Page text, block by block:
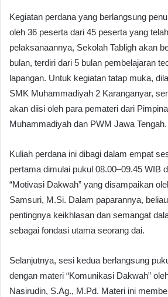
Kegiatan perdana yang berlangsung
oleh 36 peserta dari 45 peserta yang
pelaksanaannya, Sekolah Tabligh akan
bulan, terdiri dari 5 bulan pembelajaran
lapangan. Untuk kegiatan tatap muka,
SMK Muhammadiyah 2 Karanganyar,
akan diisi oleh para pemateri dari
Muhammadiyah dan PWM Jawa Tengah.
Kuliah perdana ini dibagi dalam empat
pertama dimulai pukul 08.00–09.45 WIB
“Motivasi Dakwah” yang disampaikan
Samsuri, M.Si. Dalam paparannya,
pentingnya keikhlasan dan semangat
sebagai fondasi utama seorang dai.
Selanjutnya, sesi kedua berlangsung
dengan materi “Komunikasi Dakwah”
Nasirudin, S.Ag., M.Pd. Materi ini